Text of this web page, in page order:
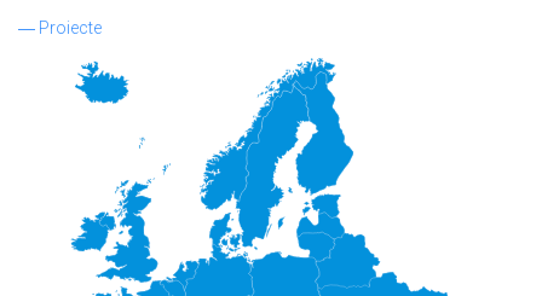
― Proiecte